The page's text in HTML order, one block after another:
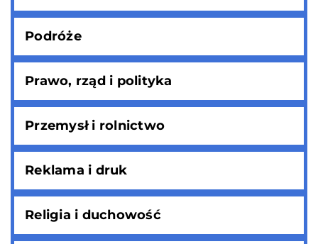
Podróże
Prawo, rząd i polityka
Przemysł i rolnictwo
Reklama i druk
Religia i duchowość